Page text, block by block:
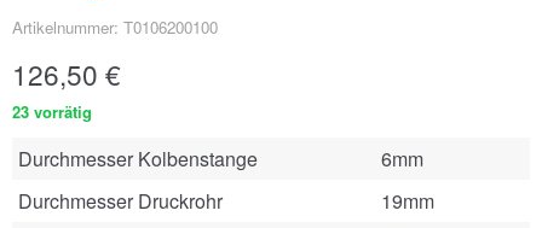
Artikelnummer: T0106200100
126,50 €
23 vorrätig
Durchmesser Kolbenstange
6mm
Durchmesser Druckrohr
19mm